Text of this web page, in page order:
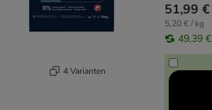
4 Varianten
51,99 €
5,20 € / kg
49,39 €